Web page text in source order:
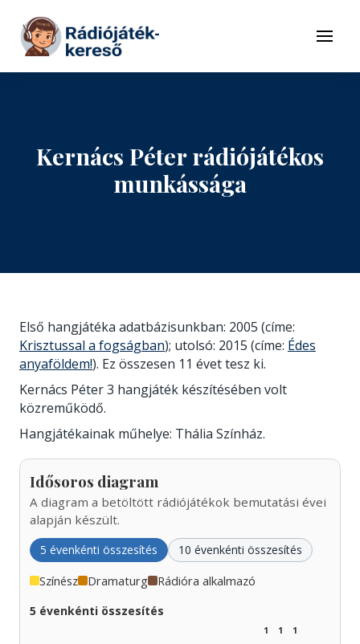
Tovább a tartalomhoz
Menü
Kernács Péter rádiójátékos
munkássága
Első hangjátéka adatbázisunkban: 2005 (címe:
Krisztussal a fogságban); utolsó: 2015 (címe: Édes
anyaföldem!). Ez összesen 11 évet tesz ki.
Kernács Péter 3 hangjáték készítésében volt
közreműködő.
Hangjátékainak műhelye: Thália Színház.
Idősoros diagram
A diagram a betöltött rádiójátékok bemutatási évei
alapján készült.
5 évenkénti összesítés 10 évenkénti összesítés
Színész Dramaturg Rádióra alkalmazó
5 évenkénti összesítés
1 1 1